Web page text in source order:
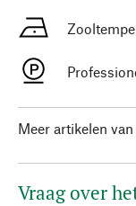
Meer artikelen van
Vraag over